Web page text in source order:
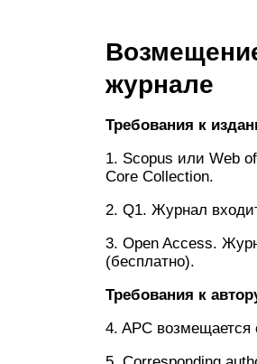
журнале
Требования к
1. Scopus или Web
Core Collection.
2. Q1. Журнал
3. Open Access.
(бесплатно).
Требования к
4. APC возмещается